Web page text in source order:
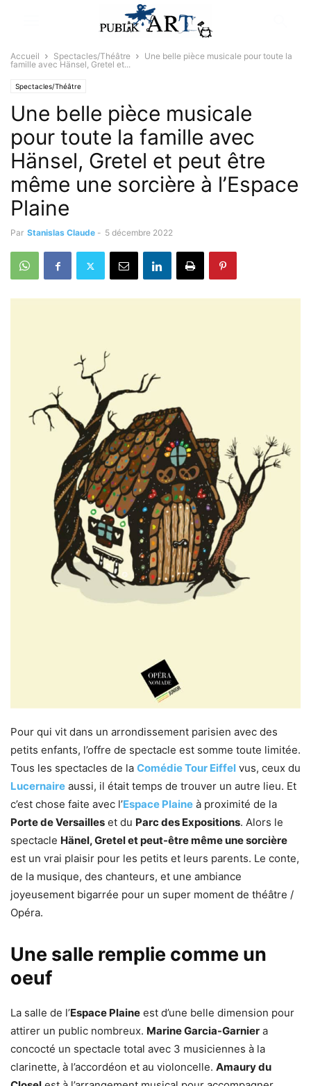
Accueil Spectacles/Théâtre
Une belle pièce musicale pour toute la
famille avec Hänsel, Gretel et...
Spectacles/Théâtre
Une belle pièce musicale
pour toute la famille avec
Hänsel, Gretel et peut être
même une sorcière à l’Espace
Plaine
Par Stanislas Claude - 5 décembre 2022
Pour qui vit dans un arrondissement parisien avec des
petits enfants, l’offre de spectacle est somme toute limitée.
Tous les spectacles de la Comédie Tour Eiffel vus, ceux du
Lucernaire aussi, il était temps de trouver un autre lieu. Et
c’est chose faite avec l’Espace Plaine à proximité de la
Porte de Versailles et du Parc des Expositions. Alors le
spectacle Hänel, Gretel et peut-être même une sorcière
est un vrai plaisir pour les petits et leurs parents. Le conte,
de la musique, des chanteurs, et une ambiance
joyeusement bigarrée pour un super moment de théâtre /
Opéra.
Une salle remplie comme un
oeuf
La salle de l’Espace Plaine est d’une belle dimension pour
attirer un public nombreux. Marine Garcia-Garnier a
concocté un spectacle total avec 3 musiciennes à la
clarinette, à l’accordéon et au violoncelle. Amaury du